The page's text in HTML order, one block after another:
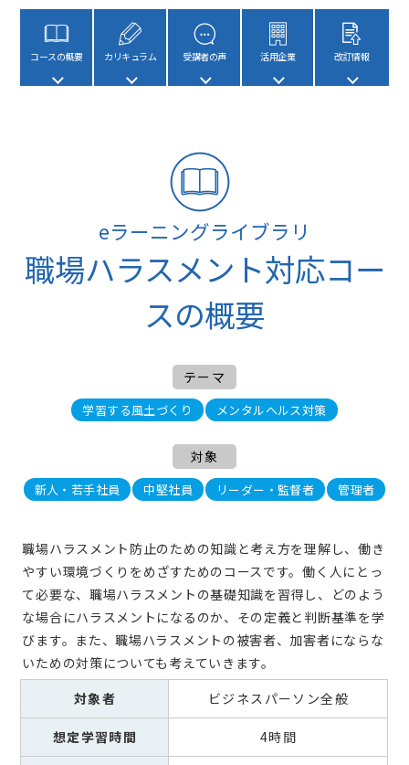
コースの概要 カリキュラム 受講者の声 活用企業 改訂情報
eラーニングライブラリ
職場ハラスメント対応コー
スの概要
テーマ
学習する風土づくり メンタルヘルス対策
対象
新人・若手社員 中堅社員 リーダー・監督者 管理者
職場ハラスメント防止のための知識と考え方を理解し、働き
やすい環境づくりをめざすためのコースです。働く人にとっ
て必要な、職場ハラスメントの基礎知識を習得し、どのよう
な場合にハラスメントになるのか、その定義と判断基準を学
びます。また、職場ハラスメントの被害者、加害者にならな
いための対策についても考えていきます。
対象者
ビジネスパーソン全般
想定学習時間 4時間